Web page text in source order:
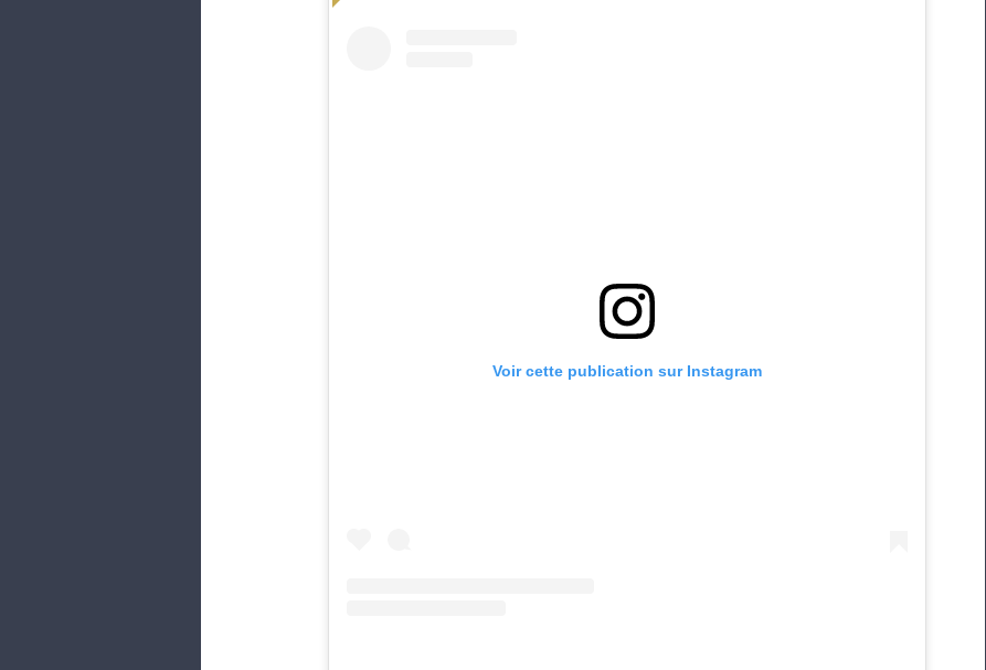
Voir cette publication sur Instagram